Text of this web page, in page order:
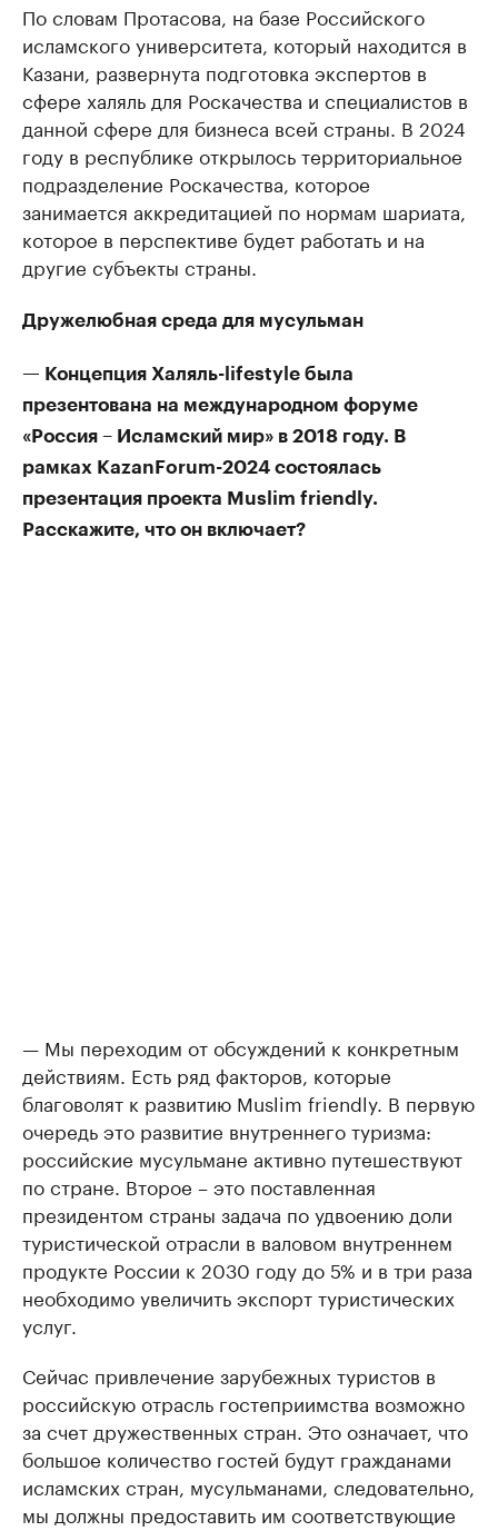
По словам Протасова, на базе Российского
исламского университета, который находится в
Казани, развернута подготовка экспертов в
сфере халяль для Роскачества и специалистов в
данной сфере для бизнеса всей страны. В 2024
году в республике открылось территориальное
подразделение Роскачества, которое
занимается аккредитацией по нормам шариата,
которое в перспективе будет работать и на
другие субъекты страны.
Дружелюбная среда для мусульман
— Концепция Халяль-lifestyle была
презентована на международном форуме
«Россия – Исламский мир» в 2018 году. В
рамках KazanForum-2024 состоялась
презентация проекта Muslim friendly.
Расскажите, что он включает?
— Мы переходим от обсуждений к конкретным
действиям. Есть ряд факторов, которые
благоволят к развитию Muslim friendly. В первую
очередь это развитие внутреннего туризма:
российские мусульмане активно путешествуют
по стране. Второе – это поставленная
президентом страны задача по удвоению доли
туристической отрасли в валовом внутреннем
продукте России к 2030 году до 5% и в три раза
необходимо увеличить экспорт туристических
услуг.
Сейчас привлечение зарубежных туристов в
российскую отрасль гостеприимства возможно
за счет дружественных стран. Это означает, что
большое количество гостей будут гражданами
исламских стран, мусульманами, следовательно,
мы должны предоставить им соответствующие